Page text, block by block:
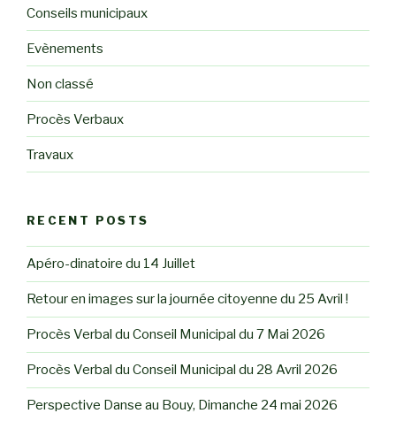
Conseils municipaux
Evènements
Non classé
Procès Verbaux
Travaux
RECENT POSTS
Apéro-dinatoire du 14 Juillet
Retour en images sur la journée citoyenne du 25 Avril !
Procès Verbal du Conseil Municipal du 7 Mai 2026
Procès Verbal du Conseil Municipal du 28 Avril 2026
Perspective Danse au Bouy, Dimanche 24 mai 2026